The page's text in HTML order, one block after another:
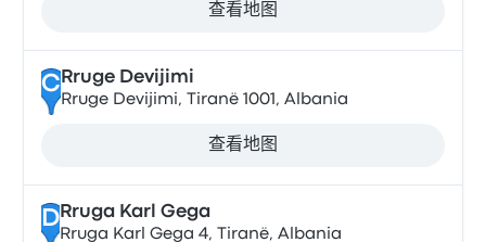
查看地图
CRruge Devijimi
Rruge Devijimi, Tiranë 1001, Albania
查看地图
DRruga Karl Gega
Rruga Karl Gega 4, Tiranë, Albania